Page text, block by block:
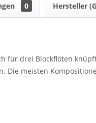
0 Hersteller
für drei Blockflöten
Die meisten